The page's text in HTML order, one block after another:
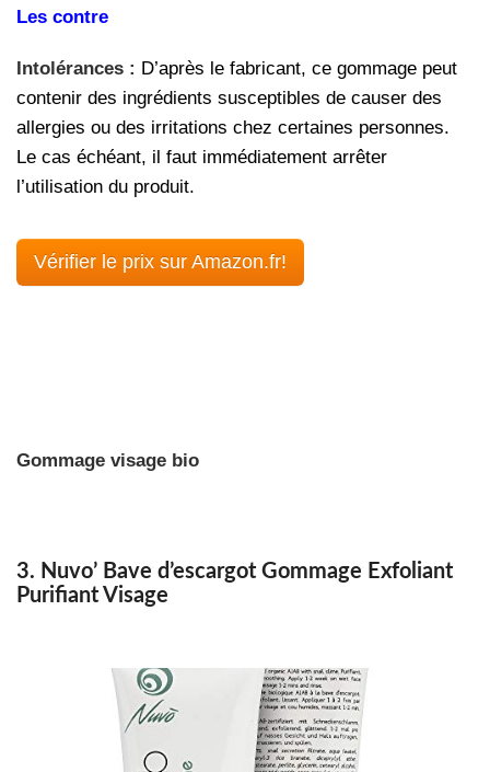
Les contre
Intolérances : D’après le fabricant, ce gommage peut
contenir des ingrédients susceptibles de causer des
allergies ou des irritations chez certaines personnes.
Le cas échéant, il faut immédiatement arrêter
l’utilisation du produit.
Vérifier le prix sur Amazon.fr!
Gommage visage bio
3. Nuvo’ Bave d’escargot Gommage Exfoliant
Purifiant Visage